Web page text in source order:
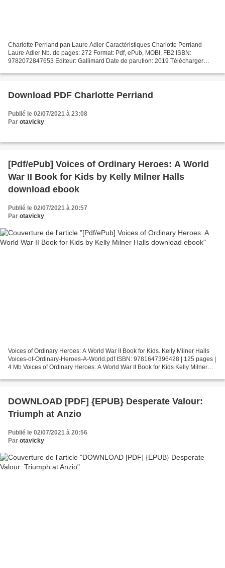
Charlotte Perriand pan Laure Adler Caractéristiques Charlotte Perriand
Laure Adler Nb. de pages: 272 Format: Pdf, ePub, MOBI, FB2 ISBN:
9782072847653 Editeur: Gallimard Date de parution: 2019 Télécharger
Download PDF Charlotte Perriand
Publié le 02/07/2021 à 23:08
Par otavicky
[Pdf/ePub] Voices of Ordinary Heroes: A World
War II Book for Kids by Kelly Milner Halls
download ebook
Publié le 02/07/2021 à 20:57
Par otavicky
Voices of Ordinary Heroes: A World War II Book for Kids. Kelly Milner Halls
Voices-of-Ordinary-Heroes-A-World.pdf ISBN: 9781647396428 | 125 pages |
4 Mb Voices of Ordinary Heroes: A World War II Book for Kids Kelly Milner
DOWNLOAD [PDF] {EPUB} Desperate Valour:
Triumph at Anzio
Publié le 02/07/2021 à 20:56
Par otavicky